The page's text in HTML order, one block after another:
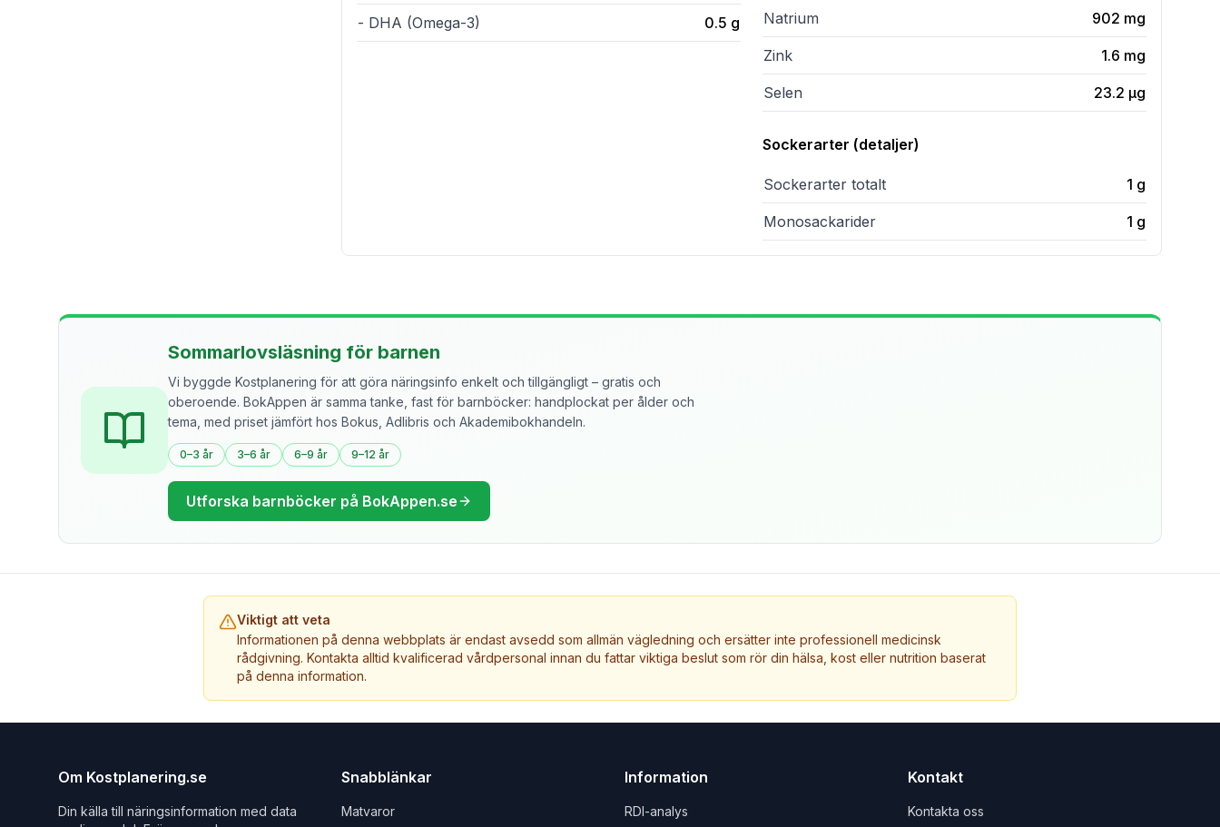
- DHA (Omega-3) 0.5 g Natrium 902 mg
Zink 1.6 mg
Selen 23.2 µg
Sockerarter (detaljer)
Sockerarter totalt 1 g
Monosackarider 1 g
Sommarlovsläsning för barnen
Vi byggde Kostplanering för att göra näringsinfo enkelt och tillgängligt – gratis och
oberoende. BokAppen är samma tanke, fast för barnböcker: handplockat per ålder och
tema, med priset jämfört hos Bokus, Adlibris och Akademibokhandeln.
0–3 år 3–6 år 6–9 år 9–12 år
Utforska barnböcker på BokAppen.se
Viktigt att veta
Informationen på denna webbplats är endast avsedd som allmän vägledning och ersätter inte professionell medicinsk
rådgivning. Kontakta alltid kvalificerad vårdpersonal innan du fattar viktiga beslut som rör din hälsa, kost eller nutrition baserat
på denna information.
Om Kostplanering.se
Din källa till näringsinformation med data
Snabblänkar
Matvaror
Information
RDI-analys
Kontakt
Kontakta oss